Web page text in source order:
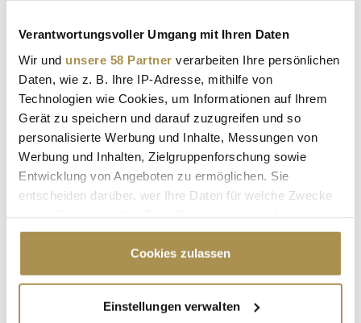
Verantwortungsvoller Umgang mit Ihren Daten
Wir und unsere 58 Partner verarbeiten Ihre persönlichen
Daten, wie z. B. Ihre IP-Adresse, mithilfe von
Technologien wie Cookies, um Informationen auf Ihrem
Gerät zu speichern und darauf zuzugreifen und so
personalisierte Werbung und Inhalte, Messungen von
Werbung und Inhalten, Zielgruppenforschung sowie
Entwicklung von Angeboten zu ermöglichen. Sie
entscheiden darüber, wer Ihre Daten für welche Zwecke
Cookie-Erklärung oder durch Klicken auf das Privacy
Trigger Symbol ändern oder widerrufen
Informationen über Ihre geografische Lage
Cookies zulassen
Einstellungen verwalten